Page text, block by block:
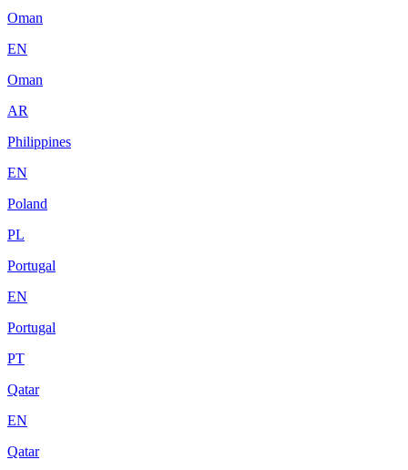
Oman
EN
Oman
AR
Philippines
EN
Poland
PL
Portugal
EN
Portugal
PT
Qatar
EN
Qatar